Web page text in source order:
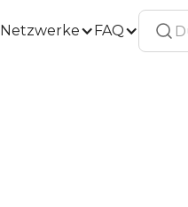
Netzwerke FAQ